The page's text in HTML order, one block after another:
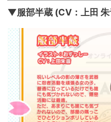
▼服部半蔵 (CV：上田 朱